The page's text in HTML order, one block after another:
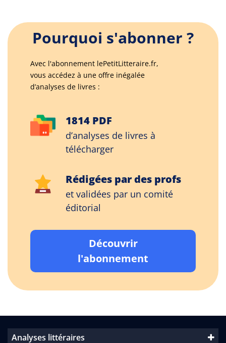
Pourquoi s'abonner ?
Avec l'abonnement lePetitLitteraire.fr,
vous accédez à une offre inégalée
d’analyses de livres :
1814 PDF
d’analyses de livres à
télécharger
Rédigées par des profs
et validées par un comité
éditorial
Découvrir
l'abonnement
Analyses littéraires